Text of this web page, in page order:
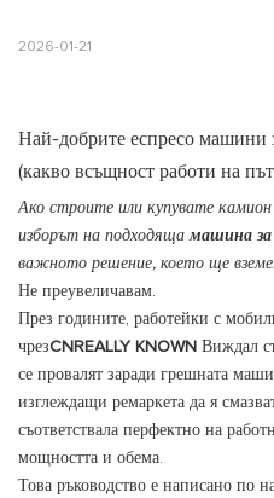
2026-01-21
Най-добрите еспресо машини
(какво всъщност работи на
Ако строите или купувате
изборът на подходящамашина за
важното решение, което ще
Не преувеличавам.
През годините, работейки с
чрезCNREALLY KNOWN Виждал
се провалят заради грешната
изглеждащи ремаркета да я
съответствала перфектно на
мощността и обема.
Това ръководство е написано по